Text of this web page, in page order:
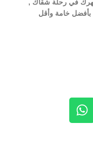
في رحلة شقاك ,
بأفضل خامة وأقل